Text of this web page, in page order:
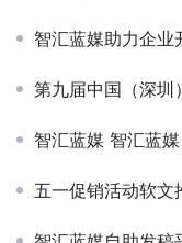
智汇蓝媒助力企业开
第九届中国（深圳
智汇蓝媒 智汇蓝
五一促销活动软